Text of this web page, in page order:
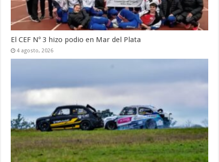
El CEF Nº 3 hizo podio en Mar del Plata
4 agosto, 2026